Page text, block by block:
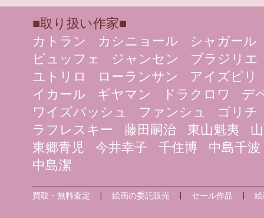
■取り扱い作家■
カトラン
カシニョール
シャガール
ビュッフェ
ジャンセン
ブラジリエ
ユトリロ
ローランサン
アイズピリ
イカール
ギヤマン ドラクロワ
デ
ワイズバッシュ
ファンシュ
ゴリチ
ラフレスキー
藤田嗣治 東山魁夷
東郷青児
今井幸子 千住博
中島千波
中島潔
買取・無料査定 |絵画の委託販売 セール作品 |